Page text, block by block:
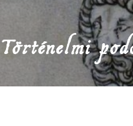
Történelmi